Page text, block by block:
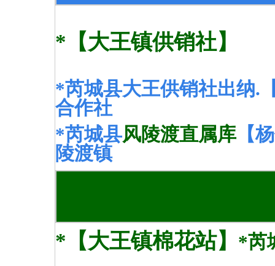
*【大王镇供销社】
*芮城县大王供销社出纳.
合作社
*芮城县风陵渡直属库 【
陵渡镇
*【大王镇棉花站】 *芮